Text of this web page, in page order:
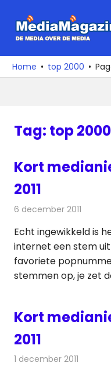
naar
media
over
Home top 2000
Tag: top 2000
Kort
2011
6 december 2011
Echt ingewikkeld is
internet een stem
favoriete
stemmen op, je zet
Kort
2011
1 december 2011